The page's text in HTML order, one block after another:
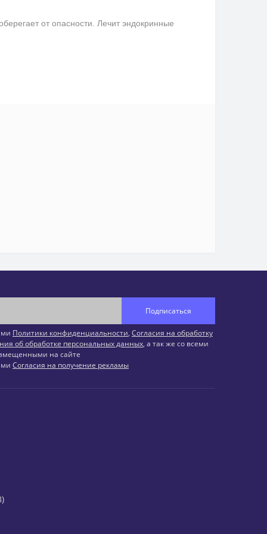
от опасности. Лечит эндокринные
Подписаться
Политики конфиденциальности, Согласия на обработку
об обработке персональных данных, а так же со всеми
на сайте
Согласия на получение рекламы